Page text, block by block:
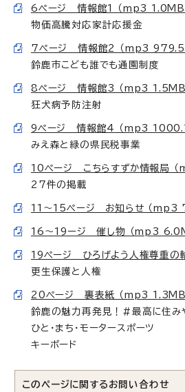
6ページ 情報館1 （mp3 1.0MB
物価高騰対応家計応援金
7ページ 情報館2 （mp3
鈴鹿市こども誰でも通園制度
8ページ 情報館3 （mp3 1.5MB
狂犬病予防注射
9ページ 情報館4 （mp3
みえ森と緑の県民税事業
10ページ こちらすずか情報局
27件の掲載
11～15ページ お知らせ （mp3
16～19ージ 催し物 （mp3
19ページ ひろげよう人権尊重
更生保護と人権
20ページ 裏表紙 （mp3 1.3MB
鈴鹿の魅力再発見！#最高に住み
ひと・まち・モータースポーツ
キーボード
このページに関する お問い合わせ